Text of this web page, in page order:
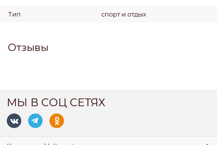
Тип спорт и отдых
Отзывы
МЫ В СОЦ СЕТЯХ